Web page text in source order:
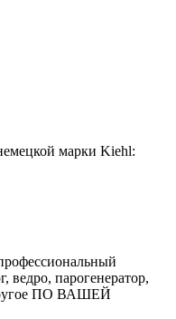
марки Kiehl:
ведро, парогенератор,
ПО ВАШЕЙ